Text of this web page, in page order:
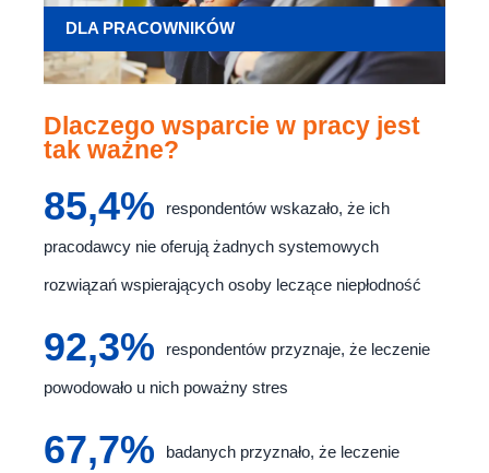
DLA PRACOWNIKÓW
Dlaczego wsparcie w pracy jest
tak ważne?
85,4% respondentów wskazało, że ich
pracodawcy nie oferują żadnych systemowych
rozwiązań wspierających osoby leczące niepłodność
92,3% respondentów przyznaje, że leczenie
powodowało u nich poważny stres
67,7% badanych przyznało, że leczenie